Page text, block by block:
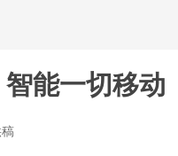
能一切移动